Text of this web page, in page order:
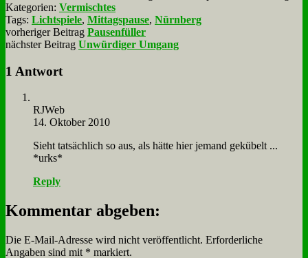
Kategorien: Vermischtes
Tags: Lichtspiele, Mittagspause, Nürnberg
vorheriger Beitrag Pausenfüller
nächster Beitrag Unwürdiger Umgang
1 Antwort
RJ­Web
14. Oktober 2010
Sieht tat­säch­lich so aus, als hät­te hier je­mand ge­kü­belt ...
*urks*
Reply
Kommentar abgeben:
Die E-Mail-Adresse wird nicht veröffentlicht. Erforderliche
Angaben sind mit * markiert.